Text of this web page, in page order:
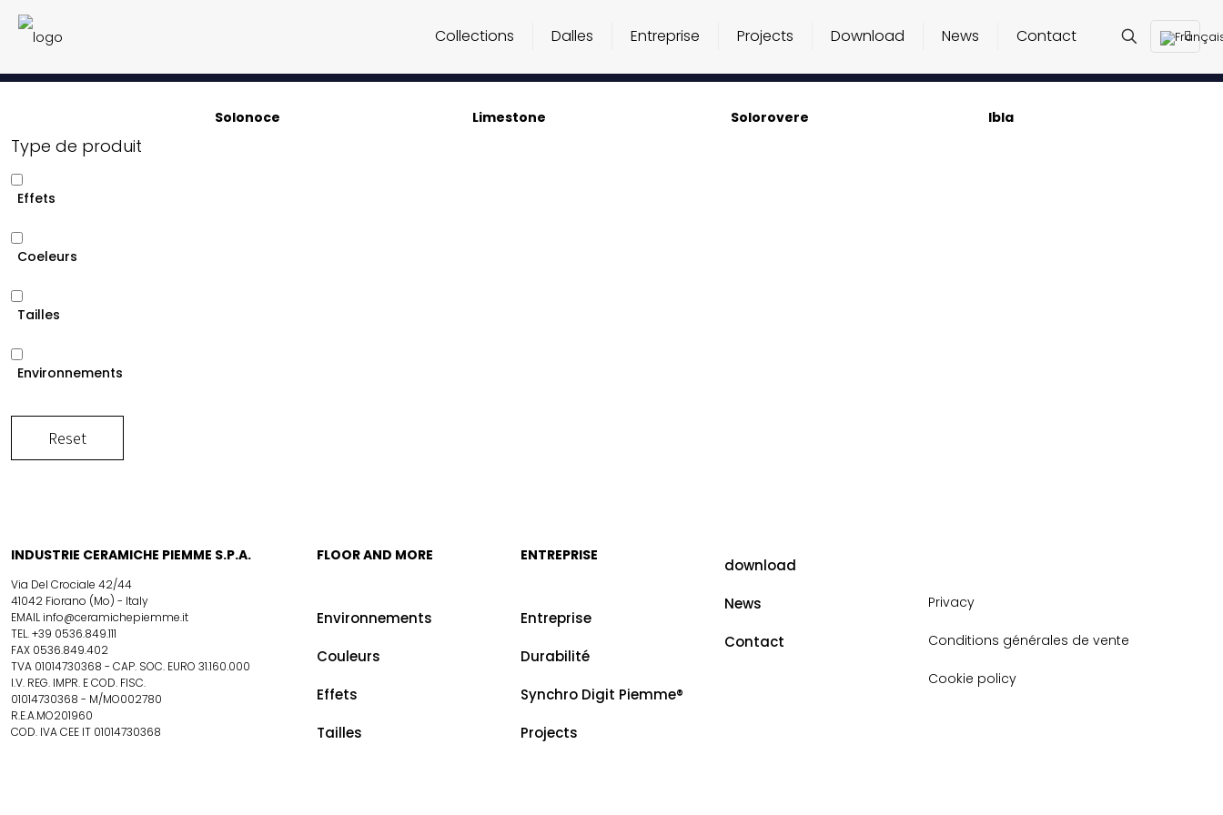
Collections Dalles Entreprise Projects Download News Contact
Type de produit
Effets
Coeleurs
Tailles
Environnements
Reset
Solonoce Limestone Solorovere Ibla
INDUSTRIE CERAMICHE PIEMME S.P.A.
Via Del Crociale 42/44
41042 Fiorano (Mo) - Italy
EMAIL info@ceramichepiemme.it
TEL. +39 0536.849.111
FAX 0536.849.402
TVA 01014730368 - CAP. SOC. EURO 31.160.000
I.V. REG. IMPR. E COD. FISC.
01014730368 - M/MO002780
R.E.A.MO201960
COD. IVA CEE IT 01014730368
FLOOR AND MORE
Environnements
Couleurs
Effets
Tailles
ENTREPRISE
Entreprise
Durabilité
Synchro Digit Piemme®
Projects
download
News
Contact
Privacy
Conditions générales de vente
Cookie policy